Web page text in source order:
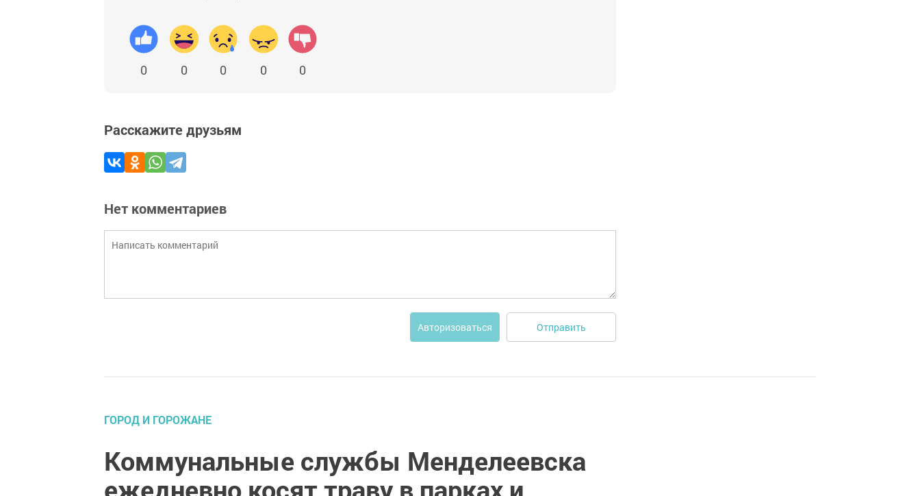
0 0 0 0 0
Расскажите друзьям
Нет комментариев
Авторизоваться Отправить
ГОРОД И ГОРОЖАНЕ
Коммунальные службы Менделеевска
ежедневно косят траву в парках и